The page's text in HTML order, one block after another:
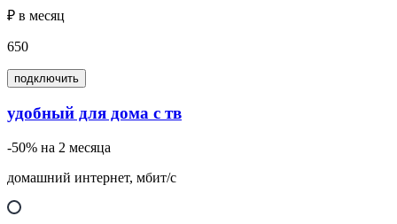
₽ в месяц
650
подключить
удобный для дома с тв
-50% на 2 месяца
домашний интернет, мбит/с